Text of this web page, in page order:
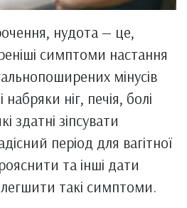
нудота — це,
симптоми настання
мінусів
набряки ніг, печія, болі
здатні зіпсувати
період для вагітної
та інші дати
такі симптоми.